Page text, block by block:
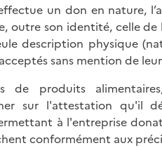
un don en nature,
outre son identité, celle
description physique
sans mention de
de produits
sur l'attestation qu'il
à l'entreprise
conformément aux